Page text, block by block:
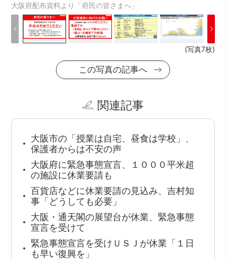
大阪府配布資料より「府民の皆さまへ」
(写真7枚)
この写真の記事へ
関連記事
大阪市の「授業は自宅、昼食は学校」、
保護者からは不安の声
大阪府に緊急事態宣言、１０００平米超
の施設に休業要請も
百貨店などに休業要請の見込み、吉村知
事「どうしても必要」
大阪・通天閣の展望台が休業、緊急事態
宣言を受けて
緊急事態宣言を受けＵＳＪが休業「１日
も早い復興を」